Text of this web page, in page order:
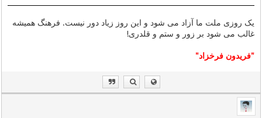
یک روزی ملت ما آزاد می شود و این روز زیاد دور نیست. فرهنگ همیشه
غالب می شود بر زور و ستم و قلدری!
"فریدون فرخزاد"